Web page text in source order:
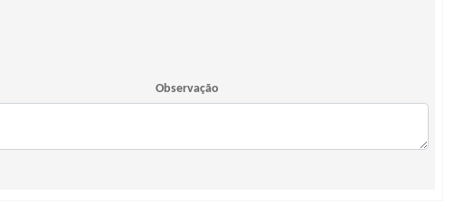
Observação